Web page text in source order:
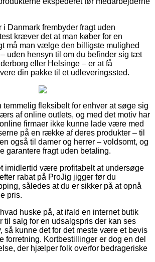
i Danmark frembyder fragt uden
kræver det at man køber for en
må man vælge den billigste mulighed
uden hensyn til om du befinder sig tæt
eller Helsinge – er at få
din pakke til et udleveringssted.
temmelig fleksibelt for enhver at søge sig
af online outlets, og med det motiv har
firmaer ikke kunne lade være med
på en række af deres produkter – til
også til damer og herrer – voldsomt, og
garantere fragt uden betaling.
imidlertid være profitabelt at undersøge
rabat på ProJig jigger før du
således at du er sikker på at opnå
pris.
huske på, at ifald en internet butik
til salg for en udsalgspris der kan ses
så kunne det for det meste være et bevis
forretning. Kortbestillinger er dog en del
der hjælper folk overfor bedrageriske